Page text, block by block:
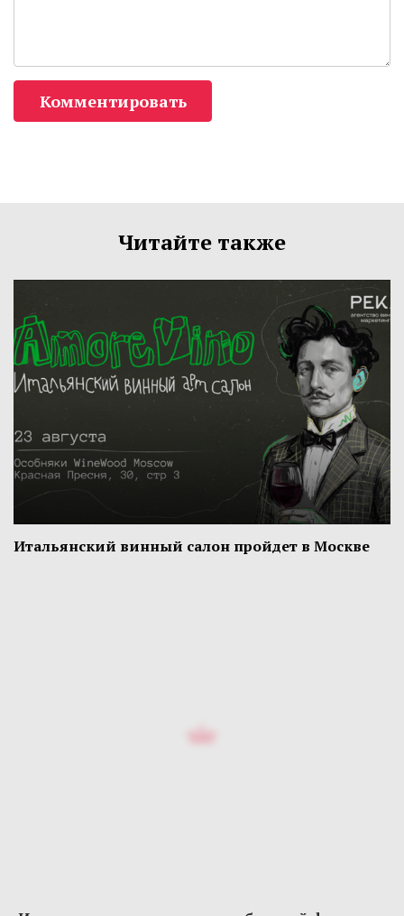
Комментировать
Читайте также
Итальянский винный салон пройдет в Москве